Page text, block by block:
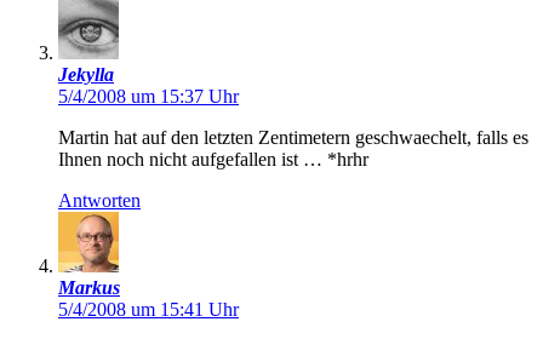
Jekylla
5/4/2008 um 15:37 Uhr
Martin hat auf den letzten Zentimetern geschwaechelt, falls es
Ihnen noch nicht aufgefallen ist … *hrhr
Antworten
Markus
5/4/2008 um 15:41 Uhr